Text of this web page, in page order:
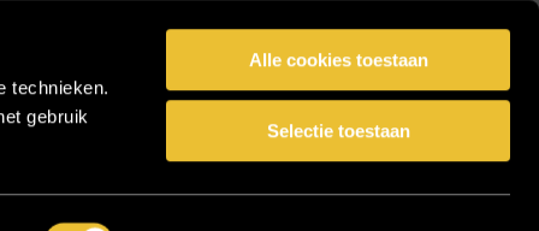
technieken.
gebruik
Alle cookies toestaan
Selectie toestaan
facebookpinterestlinkedininstagram